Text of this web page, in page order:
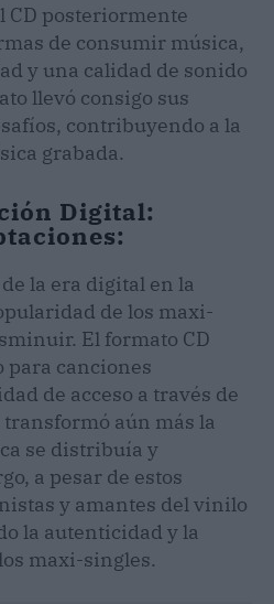
CD posteriormente
de consumir música,
y una calidad de sonido
llevó consigo sus
contribuyendo a la
grabada.
Digital:
la era digital en la
de los maxi-
El formato CD
para canciones
de acceso a través de
aún más la
se distribuía y
a pesar de estos
y amantes del vinilo
la autenticidad y la
maxi-singles.